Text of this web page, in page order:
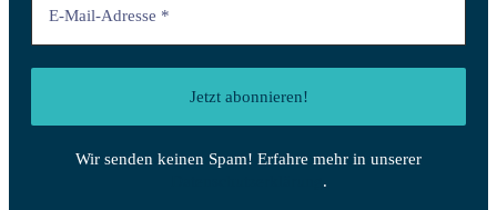
Wir senden keinen Spam! Erfahre mehr in unserer
.